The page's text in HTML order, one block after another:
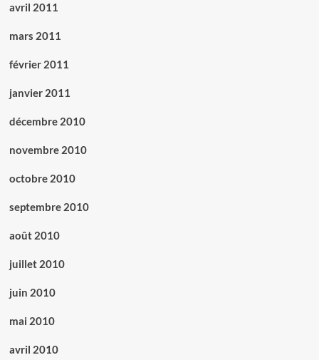
avril 2011
mars 2011
février 2011
janvier 2011
décembre 2010
novembre 2010
octobre 2010
septembre 2010
août 2010
juillet 2010
juin 2010
mai 2010
avril 2010